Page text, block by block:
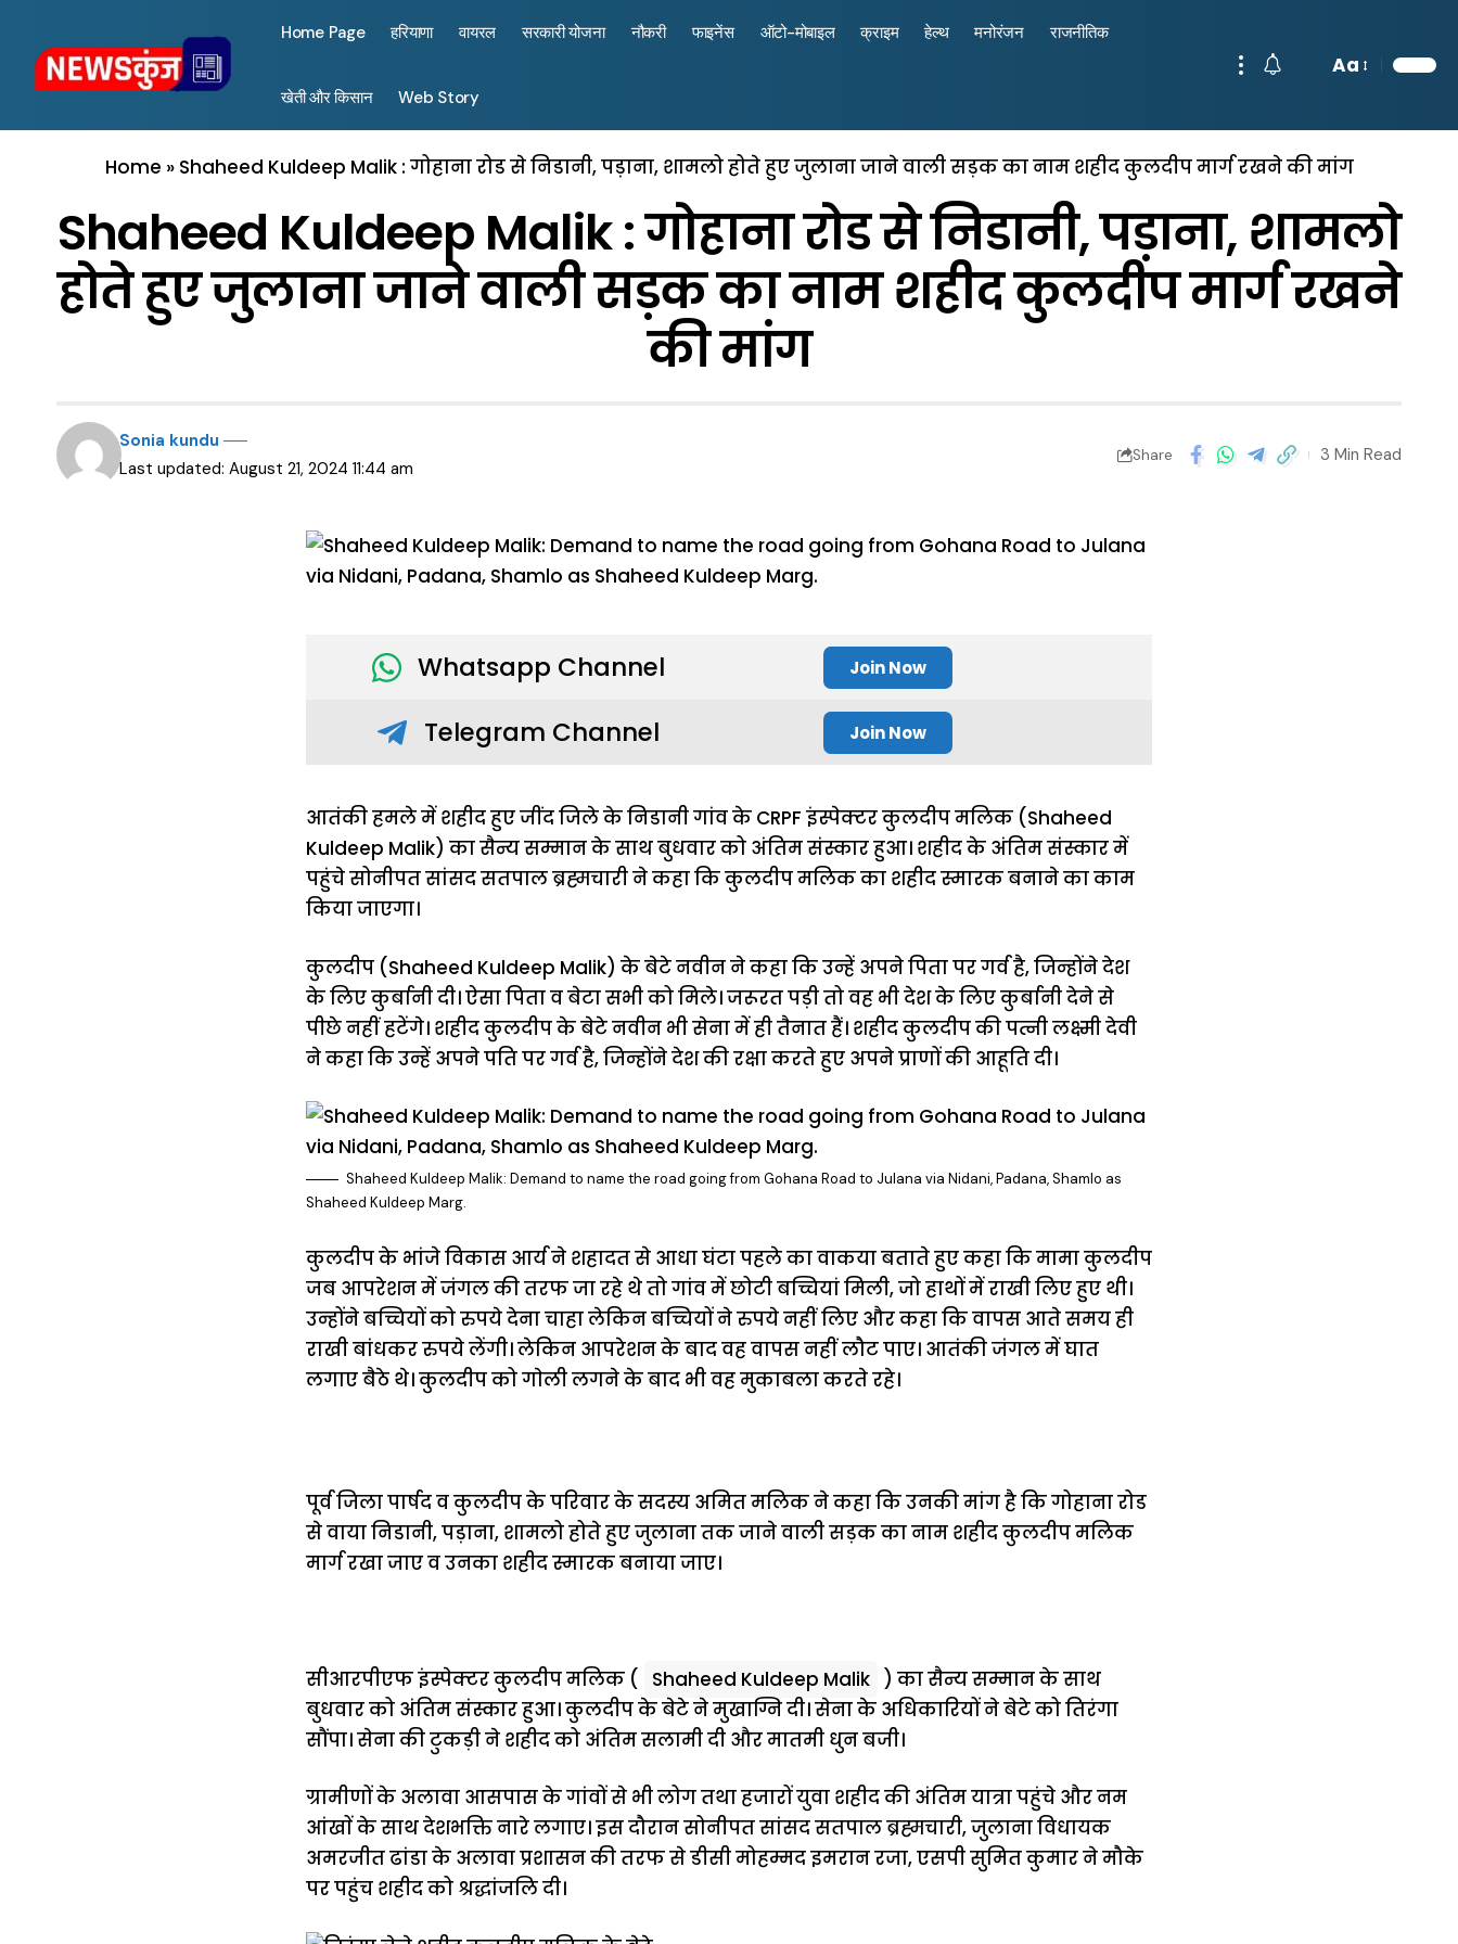
Home Page हरियाणा वायरल सरकारी योजना नौकरी फाइनेंस ऑटो-मोबाइल क्राइम हेल्थ मनोरंजन राजनीतिक
खेती और किसान Web Story
Aa
Home » Shaheed Kuldeep Malik : गोहाना रोड से निडानी, पड़ाना, शामलो होते हुए जुलाना जाने वाली सड़क का नाम शहीद कुलदीप मार्ग रखने की मांग
Shaheed Kuldeep Malik : गोहाना रोड से निडानी, पड़ाना, शामलो
होते हुए जुलाना जाने वाली सड़क का नाम शहीद कुलदीप मार्ग रखने
की मांग
Last updated: August 21, 2024 11:44 am
Sonia kundu
Share 3 Min Read
Whatsapp Channel Join Now
Telegram Channel Join Now
आतंकी हमले में शहीद हुए जींद जिले के निडानी गांव के CRPF इंस्पेक्टर कुलदीप मलिक (Shaheed
Kuldeep Malik) का सैन्य सम्मान के साथ बुधवार को अंतिम संस्कार हुआ। शहीद के अंतिम संस्कार में
पहुंचे सोनीपत सांसद सतपाल ब्रह्मचारी ने कहा कि कुलदीप मलिक का शहीद स्मारक बनाने का काम
किया जाएगा।
कुलदीप (Shaheed Kuldeep Malik) के बेटे नवीन ने कहा कि उन्हें अपने पिता पर गर्व है, जिन्होंने देश
के लिए कुर्बानी दी। ऐसा पिता व बेटा सभी को मिले। जरूरत पड़ी तो वह भी देश के लिए कुर्बानी देने से
पीछे नहीं हटेंगे। शहीद कुलदीप के बेटे नवीन भी सेना में ही तैनात हैं। शहीद कुलदीप की पत्नी लक्ष्मी देवी
ने कहा कि उन्हें अपने पति पर गर्व है, जिन्होंने देश की रक्षा करते हुए अपने प्राणों की आहूति दी।
Shaheed Kuldeep Malik: Demand to name the road going from Gohana Road to Julana via Nidani, Padana, Shamlo as
Shaheed Kuldeep Marg.
कुलदीप के भांजे विकास आर्य ने शहादत से आधा घंटा पहले का वाकया बताते हुए कहा कि मामा कुलदीप
जब आपरेशन में जंगल की तरफ जा रहे थे तो गांव में छोटी बच्चियां मिली, जो हाथों में राखी लिए हुए थी।
उन्होंने बच्चियों को रुपये देना चाहा लेकिन बच्चियों ने रुपये नहीं लिए और कहा कि वापस आते समय ही
राखी बांधकर रुपये लेंगी। लेकिन आपरेशन के बाद वह वापस नहीं लौट पाए। आतंकी जंगल में घात
लगाए बैठे थे। कुलदीप को गाेली लगने के बाद भी वह मुकाबला करते रहे।
पूर्व जिला पार्षद व कुलदीप के परिवार के सदस्य अमित मलिक ने कहा कि उनकी मांग है कि गोहाना रोड
से वाया निडानी, पड़ाना, शामलो होते हुए जुलाना तक जाने वाली सड़क का नाम शहीद कुलदीप मलिक
मार्ग रखा जाए व उनका शहीद स्मारक बनाया जाए।
सीआरपीएफ इंस्पेक्टर कुलदीप मलिक ( Shaheed Kuldeep Malik ) का सैन्य सम्मान के साथ
बुधवार को अंतिम संस्कार हुआ। कुलदीप के बेटे ने मुखाग्नि दी। सेना के अधिकारियों ने बेटे को तिरंगा
सौंपा। सेना की टुकड़ी ने शहीद को अंतिम सलामी दी और मातमी धुन बजी।
ग्रामीणों के अलावा आसपास के गांवों से भी लोग तथा हजारों युवा शहीद की अंतिम यात्रा पहुंचे और नम
आंखाें के साथ देशभक्ति नारे लगाए। इस दौरान सोनीपत सांसद सतपाल ब्रह्मचारी, जुलाना विधायक
अमरजीत ढांडा के अलावा प्रशासन की तरफ से डीसी मोहम्मद इमरान रजा, एसपी सुमित कुमार ने मौके
पर पहुंच शहीद को श्रद्धांजलि दी।